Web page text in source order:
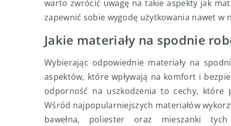
warto zwrócić uwagę na takie aspekty jak
zapewnić sobie wygodę użytkowania nawet w
Jakie materiały na spodnie
Wybierając odpowiednie materiały na
aspektów, które wpływają na komfort i
odporność na uszkodzenia to cechy, które
Wśród najpopularniejszych materiałów
bawełna, poliester oraz mieszanki tych